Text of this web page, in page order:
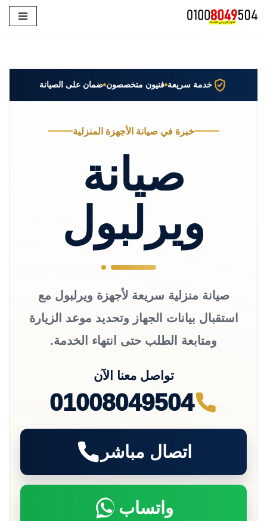
خدمة سريعة فنيون متخصصون ضمان على الصيانة
خبرة في صيانة الأجهزة المنزلية
صيانة
ويرلبول
صيانة منزلية سريعة لأجهزة ويرلبول مع
استقبال بيانات الجهاز وتحديد موعد الزيارة
ومتابعة الطلب حتى انتهاء الخدمة.
تواصل معنا الآن
01008049504
اتصال مباشر
واتساب